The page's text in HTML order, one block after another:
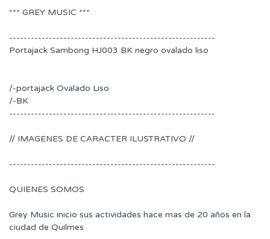
*** GREY MUSIC ***
---------------------------------------------------------
Portajack Sambong HJ003 BK negro ovalado liso
/-portajack Ovalado Liso
/-BK
---------------------------------------------------------
// IMAGENES DE CARACTER ILUSTRATIVO //
---------------------------------------------------------
QUIENES SOMOS
Grey Music inicio sus actividades hace mas de 20 años en la
ciudad de Quilmes.